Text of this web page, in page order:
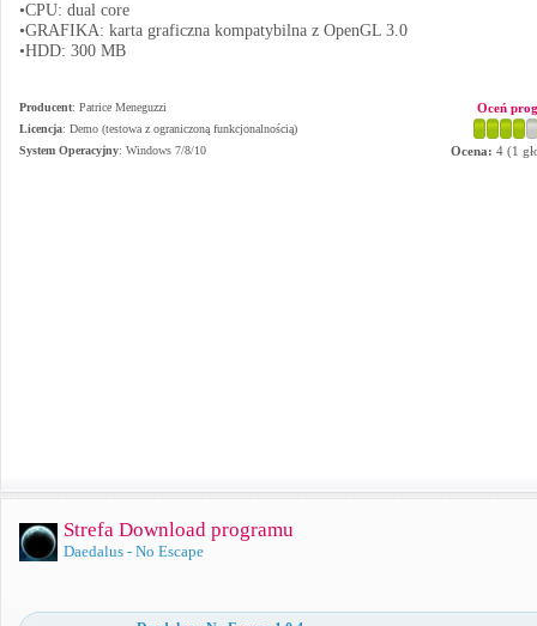
•CPU: dual core
•GRAFIKA: karta graficzna kompatybilna z OpenGL 3.0
•HDD: 300 MB
Producent: Patrice Meneguzzi
Licencja: Demo (testowa z ograniczoną funkcjonalnością)
System Operacyjny: Windows 7/8/10
Oceń
Ocena: 4 (1
Strefa Download programu
Daedalus - No Escape